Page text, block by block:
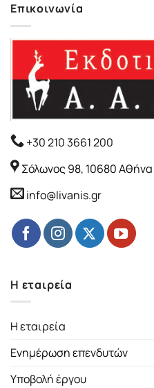
Επικοινωνία
+30 210 3661 200
Σόλωνος 98, 10680 Αθήνα
info@livanis.gr
Η εταιρεία
Η εταιρεία
Ενημέρωση επενδυτών
Υποβολή έργου